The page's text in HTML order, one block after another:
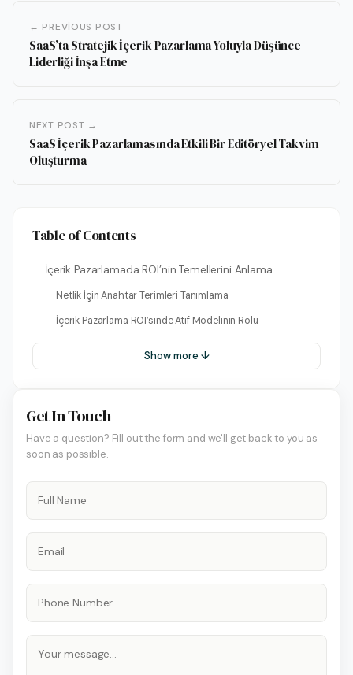
← PREVIOUS POST
SaaS’ta Stratejik İçerik Pazarlama Yoluyla Düşünce
Liderliği İnşa Etme
NEXT POST →
SaaS İçerik Pazarlamasında Etkili Bir Editöryel Takvim
Oluşturma
Table of Contents
İçerik Pazarlamada ROI’nin Temellerini Anlama
Netlik İçin Anahtar Terimleri Tanımlama
İçerik Pazarlama ROI’sinde Atıf Modelinin Rolü
Show more ↓
Get In Touch
Have a question? Fill out the form and we'll get back to you as
soon as possible.